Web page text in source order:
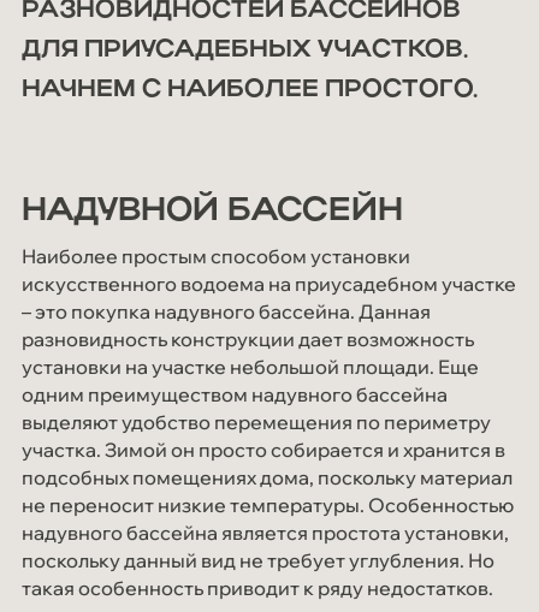
Мероприятия
СОУТ
РАЗНОВИДНОСТЕЙ БАССЕЙНОВ
ДЛЯ ПРИУСАДЕБНЫХ УЧАСТКОВ.
НАЧНЕМ С НАИБОЛЕЕ ПРОСТОГО.
НАДУВНОЙ БАССЕЙН
Наиболее простым способом установки
искусственного водоема на приусадебном участке
– это покупка надувного бассейна. Данная
разновидность конструкции дает возможность
установки на участке небольшой площади. Еще
одним преимуществом надувного бассейна
выделяют удобство перемещения по периметру
участка. Зимой он просто собирается и хранится в
подсобных помещениях дома, поскольку материал
не переносит низкие температуры. Особенностью
надувного бассейна является простота установки,
поскольку данный вид не требует углубления. Но
такая особенность приводит к ряду недостатков.